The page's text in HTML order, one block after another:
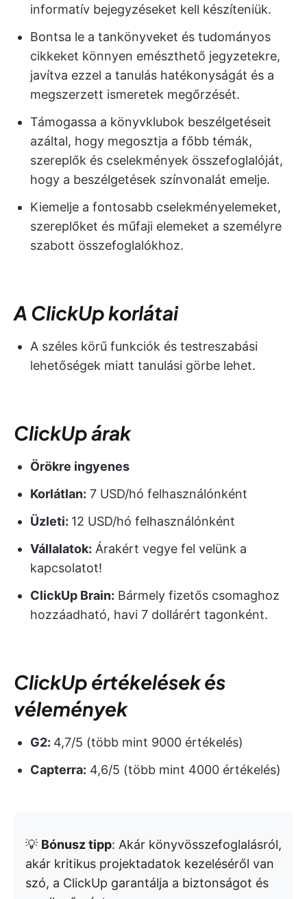
informatív bejegyzéseket kell készíteniük.
Bontsa le a tankönyveket és tudományos
cikkeket könnyen emészthető jegyzetekre,
javítva ezzel a tanulás hatékonyságát és a
megszerzett ismeretek megőrzését.
Támogassa a könyvklubok beszélgetéseit
azáltal, hogy megosztja a főbb témák,
szereplők és cselekmények összefoglalóját,
hogy a beszélgetések színvonalát emelje.
Kiemelje a fontosabb cselekményelemeket,
szereplőket és műfaji elemeket a személyre
szabott összefoglalókhoz.
A ClickUp korlátai
A széles körű funkciók és testreszabási
lehetőségek miatt tanulási görbe lehet.
ClickUp árak
Örökre ingyenes
Korlátlan: 7 USD/hó felhasználónként
Üzleti: 12 USD/hó felhasználónként
Vállalatok: Árakért vegye fel velünk a
kapcsolatot!
ClickUp Brain: Bármely fizetős csomaghoz
hozzáadható, havi 7 dollárért tagonként.
ClickUp értékelések és
vélemények
G2: 4,7/5 (több mint 9000 értékelés)
Capterra: 4,6/5 (több mint 4000 értékelés)
💡 Bónusz tipp: Akár könyvösszefoglalásról,
akár kritikus projektadatok kezeléséről van
szó, a ClickUp garantálja a biztonságot és